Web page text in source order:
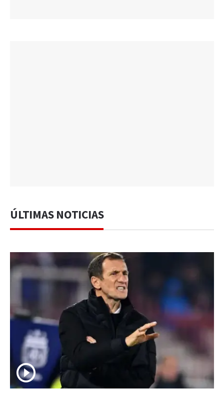
ÚLTIMAS NOTICIAS